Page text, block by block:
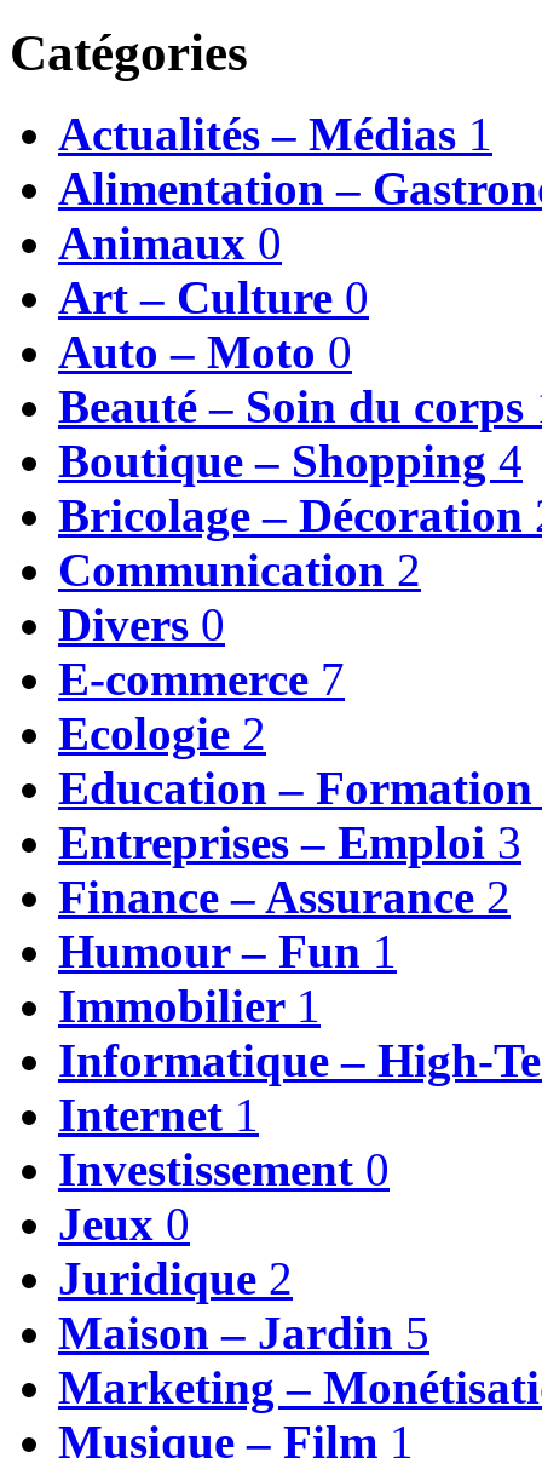
Catégories
Actualités – Médias 1
Alimentation –
Animaux 0
Art – Culture 0
Auto – Moto 0
Beauté – Soin du corps
Boutique – Shopping 4
Bricolage – Décoration
Communication 2
Divers 0
E-commerce 7
Ecologie 2
Education –
Entreprises – Emploi 3
Finance – Assurance 2
Humour – Fun 1
Immobilier 1
Informatique – High-
Internet 1
Investissement 0
Jeux 0
Juridique 2
Maison – Jardin 5
Marketing –
Musique – Film 1